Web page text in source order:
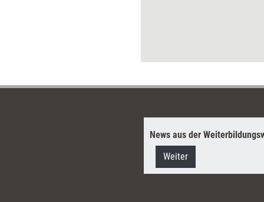
News aus der
Weiter